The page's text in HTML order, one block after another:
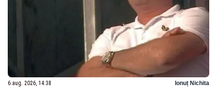
6 aug. 2026, 14:38 Ionuț Nichita